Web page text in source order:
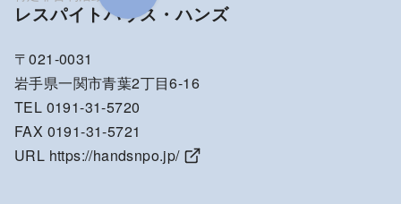
レスパイトハウス・ハンズ
〒021-0031
岩手県一関市青葉2丁目6-16
TEL 0191-31-5720
FAX 0191-31-5721
URL https://handsnpo.jp/